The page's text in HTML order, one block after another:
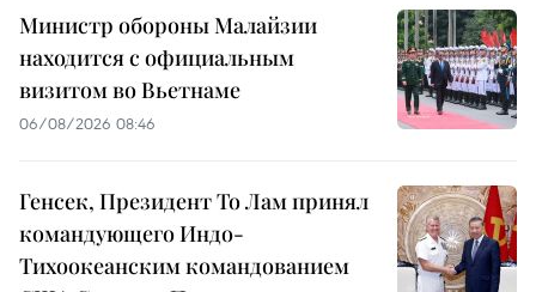
Министр обороны Малайзии
находится с официальным
визитом во Вьетнаме
06/08/2026 08:46
Генсек, Президент То Лам принял
командующего Индо-
Тихоокеанским командованием